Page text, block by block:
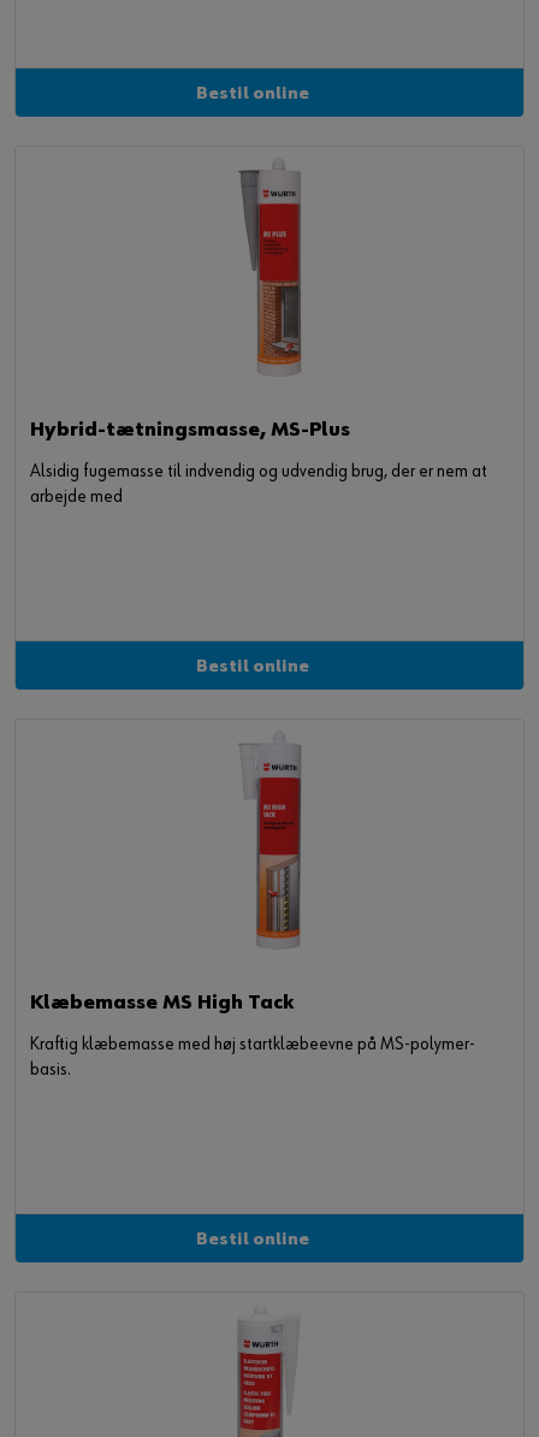
Bestil online
Hybrid-tætningsmasse, MS-Plus
Alsidig fugemasse til indvendig og udvendig brug, der er nem at
arbejde med
Bestil online
Klæbemasse MS High Tack
Kraftig klæbemasse med høj startklæbeevne på MS-polymer-
basis.
Bestil online